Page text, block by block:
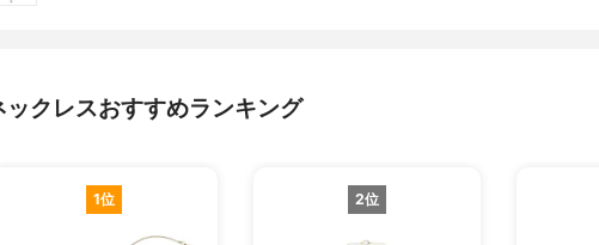
ックレスおすすめランキング
1位 2位